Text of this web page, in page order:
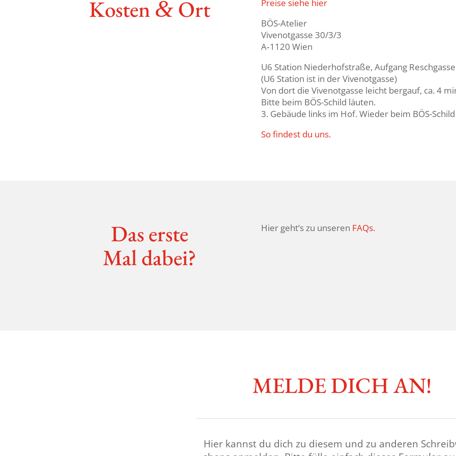
Kosten &Ort
Preise siehe hier
BÖS-Atelier
Vivenot­gasse 30/3/3
A‑1120 Wien
U6 Station Nieder­hof­straße, Aufgang Resch­gasse
(U6 Station ist in der Vivenot­gasse)
Von dort die Vivenot­gasse leicht bergauf, ca. 4
Bitte beim BÖS-Schild läuten.
3. Gebäude links im Hof. Wieder beim BÖS-
So findest du uns.
Das erste
Mal dabei?
Hier geht’s zu unseren FAQs.
MELDE DICH AN!
Hier kannst du dich zu diesem und zu anderen